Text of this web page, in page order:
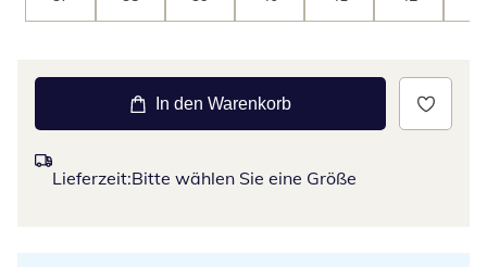
In den Warenkorb
Lieferzeit:Bitte wählen Sie eine Größe